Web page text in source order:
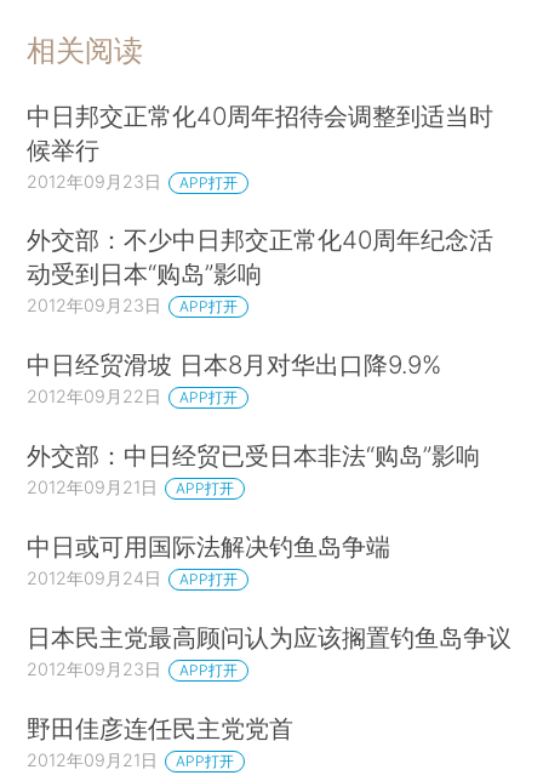
相关阅读
中日邦交正常化40周年招待会调整到适当时
候举行
2012年09月23日 APP打开
外交部：不少中日邦交正常化40周年纪念活
动受到日本“购岛”影响
2012年09月23日 APP打开
中日经贸滑坡 日本8月对华出口降9.9%
2012年09月22日 APP打开
外交部：中日经贸已受日本非法“购岛”影响
2012年09月21日 APP打开
中日或可用国际法解决钓鱼岛争端
2012年09月24日 APP打开
日本民主党最高顾问认为应该搁置钓鱼岛争议
2012年09月23日 APP打开
野田佳彦连任民主党党首
2012年09月21日 APP打开